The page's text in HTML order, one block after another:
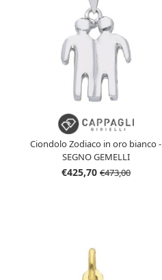
Ciondolo Zodiaco in oro bianco -
SEGNO GEMELLI
€425,70 €473,00